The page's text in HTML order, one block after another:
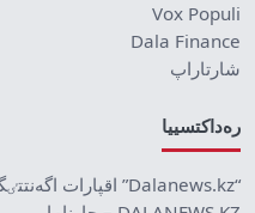
Vox Populi
Dala Finance
شارتاراپ
رەداكتسييا
“Dalanews.kz” اقپارات اگەنتتٸگٸ تۋرالى